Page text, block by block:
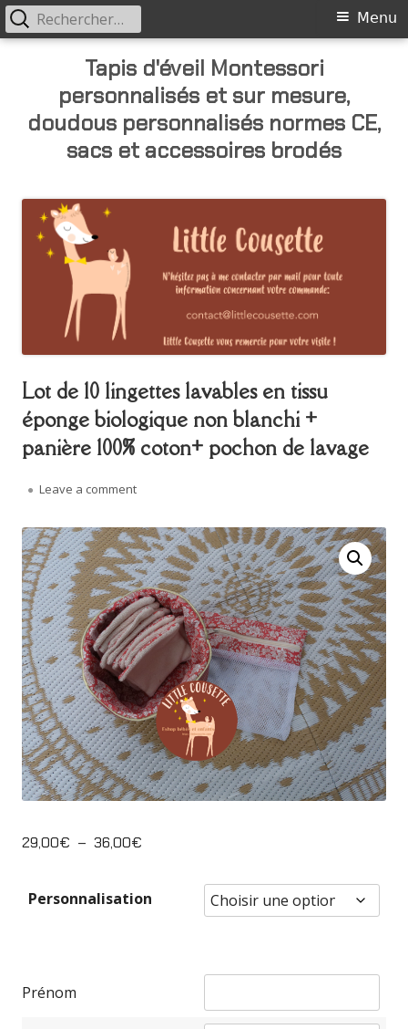
Tapis d'éveil Montessori
personnalisés et sur mesure,
doudous personnalisés normes CE,
sacs et accessoires brodés
Primary
Menu
Rechercher :
Lot de 10 lingettes lavables en tissu
éponge biologique non blanchi +
panière 100% coton+ pochon de lavage
Leave a commenton Lot de 10 lingettes lavables en tissu éponge
29,00€ – 36,00€
prix :
Personnalisation
Prénom